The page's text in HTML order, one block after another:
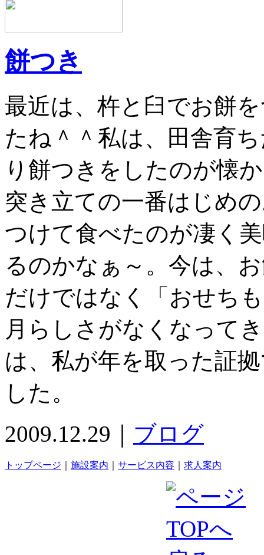
餅つき
最近は、杵と臼でお餅
たね＾＾私は、田舎育
り餅つきをしたのが懐
突き立ての一番はじめ
つけて食べたのが凄く
るのかなぁ～。今は、
だけではなく「おせち
月らしさがなくなって
は、私が年を取った証
した。
2009.12.29｜ ブログ
トップページ 施設案内 サービス内容 求人案内